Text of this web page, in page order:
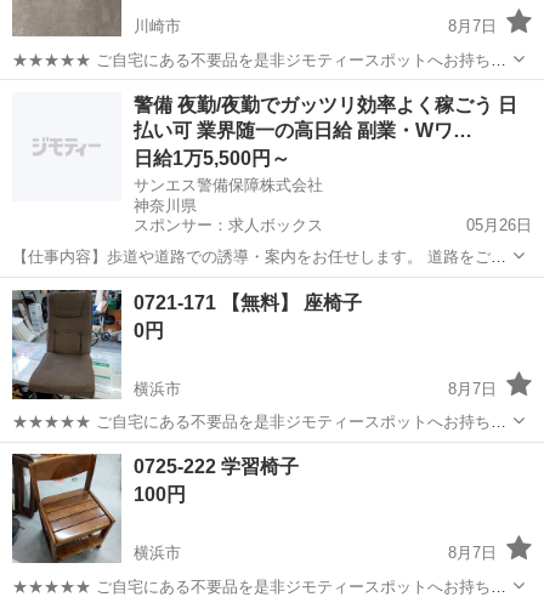
川崎市
8月7日
★★★★★ ご自宅にある不要品を是非ジモティースポットへお持ち込
みしませんか？ 家電、趣味・スポーツ・レジャー用品、こども用品、
衣料服飾品、生活雑貨、家具、本、CD・DVDなどが無料でまとめて持
ち込めます！ ※詳細はこ...
川崎市 椅子 現地
警備 夜勤/夜勤でガッツリ効率よく稼ごう 日
払い可 業界随一の高日給 副業・Wワ…
日給1万5,500円～
サンエス警備保障株式会社
神奈川県
スポンサー：求人ボックス
05月26日
【仕事内容】歩道や道路での誘導・案内をお任せします。 道路をご利
用される車両や歩行者の方が安全に安心して通行するために適切に誘
導してください。 勤務地へは直行直帰OKです! <未経験でも安心!!> 丁
寧な研修20hで基本的な知識を...
アルバイト・パート
0721-171 【無料】 座椅子
0円
横浜市
8月7日
★★★★★ ご自宅にある不要品を是非ジモティースポットへお持ち込
みしませんか？ 家電、趣味・スポーツ・レジャー用品、こども用品、
衣料服飾品、生活雑貨、家具、本、CD・DVDなどが無料でまとめて持
ち込めます！ ※詳細はこ...
神奈川 横浜市 椅子 現地
0725-222 学習椅子
100円
横浜市
8月7日
★★★★★ ご自宅にある不要品を是非ジモティースポットへお持ち込